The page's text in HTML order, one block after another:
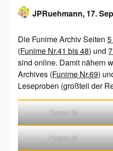
JPRuehmann, 17.
Die Funime Archiv Seiten
(Funime Nr.41 bis 48) und
sind online. Damit nähern
Archives (Funime Nr.69)
Leseproben (großteil der
Funime 33
Funime 35